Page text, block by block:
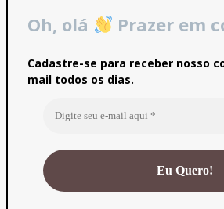
Oh, olá Prazer em
Cadastre-se para receber nosso
mail todos os dias.